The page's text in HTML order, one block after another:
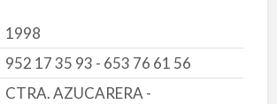
1998
952 17 35 93 - 653 76 61 56
CTRA. AZUCARERA -